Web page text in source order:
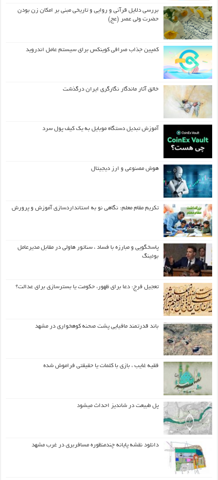
بررسی دلایل قرآنی و روایی و تاریخی مبنی بر امکان زن بودن
حضرت ولی عصر (عج)
کمپین جذاب صرافی کوینکس برای سیستم عامل اندروید
خالق آثار ماندگار نگارگری ایران درگذشت
آموزش تبدیل دستگاه موبایل به یک کیف‌ پول سرد
هوش مصنوعی و ارز دیجیتال
تکریم مقام معلم: نگاهی نو به استانداردسازی آموزش و پرورش
پاسخگویی و مبارزه با فساد ، سناتور هاولی در مقابل مدیرعامل
بوئینگ
تعجیل فرج: دعا برای ظهور، حکومت یا بسترسازی برای عدالت؟
باند قدرتمند مافیایی پشت صحنه کوهخواری در مشهد
فقیه غایب ، بازی با کلمات یا حقیقتی فراموش شده
پل طبیعت در شاندیز احداث میشود
دانلود نقشه پایانه چندمنظوره مسافربری در غرب مشهد